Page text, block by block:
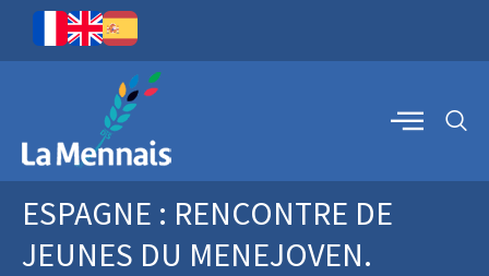
ESPAGNE : RENCONTRE DE
JEUNES DU MENEJOVEN.